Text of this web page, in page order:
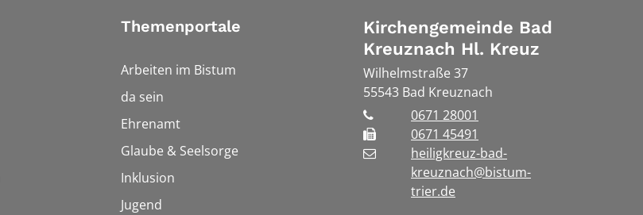
Themenportale
Arbeiten im Bistum
da sein
Ehrenamt
Glaube & Seelsorge
Inklusion
Jugend
Kirchengemeinde Bad
Kreuznach Hl. Kreuz
Wilhelmstraße 37
55543 Bad Kreuznach
0671 28001
0671 45491
heiligkreuz-bad-
kreuznach@bistum-
trier.de